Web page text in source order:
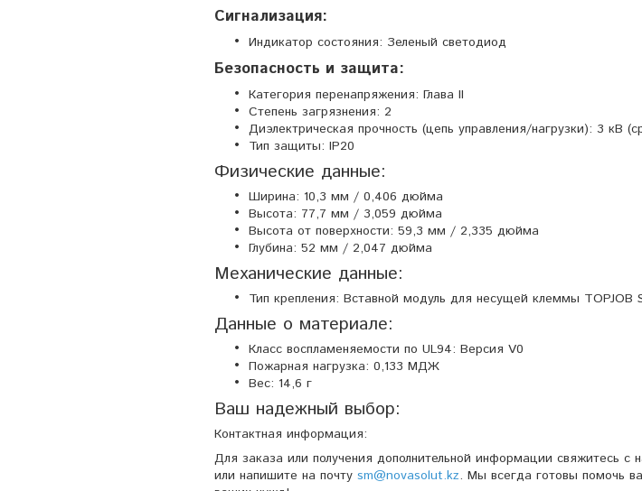
Сигнализация:
Индикатор состояния: Зеленый светодиод
Безопасность и защита:
Категория перенапряжения: Глава II
Степень загрязнения: 2
Диэлектрическая прочность (цепь управления/нагрузки): 3 кВ
Тип защиты: IP20
Физические данные:
Ширина: 10,3 мм / 0,406 дюйма
Высота: 77,7 мм / 3,059 дюйма
Высота от поверхности: 59,3 мм / 2,335 дюйма
Глубина: 52 мм / 2,047 дюйма
Механические данные:
Тип крепления: Вставной модуль для несущей клеммы TOPJOB
Данные о материале:
Класс воспламеняемости по UL94: Версия V0
Пожарная нагрузка: 0,133 МДЖ
Вес: 14,6 г
Ваш надежный выбор:
Контактная информация:
Для заказа или получения дополнительной информации свяжитесь с
или напишите на почту sm@novasolut.kz. Мы всегда готовы помочь